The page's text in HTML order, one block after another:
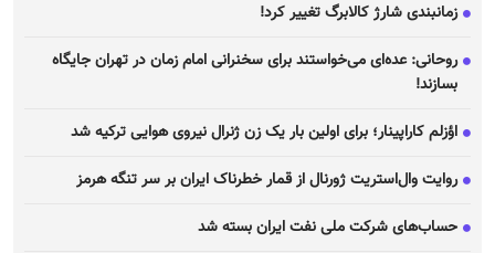
زمانبندی شارژ کالابرگ تغییر کرد!
روحانی: عده‌ای می‌خواستند برای سخنرانی امام زمان در تهران جایگاه
بسازند!
اؤزلم کاراپینار؛ برای اولین بار یک زن ژنرال نیروی هوایی ترکیه شد
روایت وال‌استریت ژورنال از قمار خطرناک ایران بر سر تنگه هرمز
حساب‌های شرکت ملی نفت ایران بسته شد